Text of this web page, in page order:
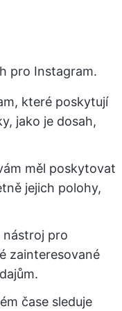
pro Instagram.
které poskytují
jako je dosah,
měl poskytovat
jejich polohy,
pro
zainteresované
čase sleduje